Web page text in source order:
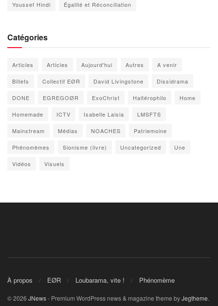
Youssef Hindi Égalité et Réconciliation
Catégories
Articles Articles Aujourd'hui Autres A venir
Billets Collectif EØR David Livingstone Dissidrama
DONE EGREGOØR ExoChrist Haltérophilo Home
Homemade ICTV Isabelle Laisia LMSFTS
Mainstream Médias NOACHES Patriemoine
Phénomèmes Sionisme (livre) Uncategorized Une
Vidéos Visuels
À propos EØR Loubarama, vite ! Phénomème
© 2026 JNews- Premium WordPress news & magazine theme byJegtheme.